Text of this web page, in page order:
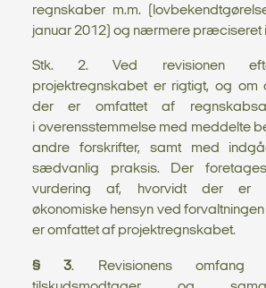
regnskaber m.m.
januar 2012) og nærmere præciseret i
Stk. 2. Ved revisionen
projektregnskabet er rigtigt, og om
der er omfattet af
i overensstemmelse med meddelte
andre forskrifter, samt med
sædvanlig praksis. Der
vurdering af, hvorvidt der er
økonomiske hensyn ved
er omfattet af projektregnskabet.
§ 3. Revisionens